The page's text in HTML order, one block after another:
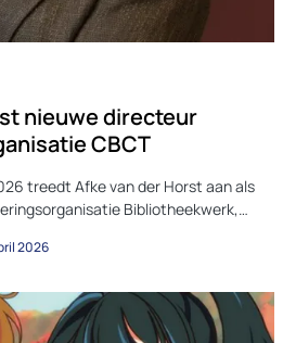
nieuwe directeur
CBCT
treedt Afke van der Horst aan als
Bibliotheekwerk,…
2026